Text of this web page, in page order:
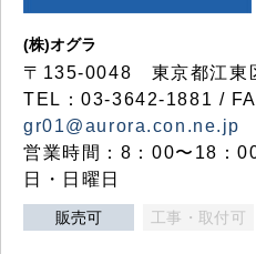
(株)オグラ
〒135-0048 東京都江東
TEL：03-3642-1881 /
gr01@aurora.con.ne.jp
営業時間：8：00〜18：
日・日曜日
販売可 工事・取付可